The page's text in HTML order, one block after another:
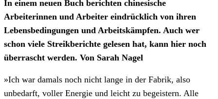
In einem neuen Buch berichten chinesische
Arbeiterinnen und Arbeiter eindrücklich von ihren
Lebensbedingungen und Arbeitskämpfen. Auch wer
schon viele Streikberichte gelesen hat, kann hier noch
überrascht werden. Von Sarah Nagel
»Ich war damals noch nicht lange in der Fabrik, also
unbedarft, voller Energie und leicht zu begeistern. Alle